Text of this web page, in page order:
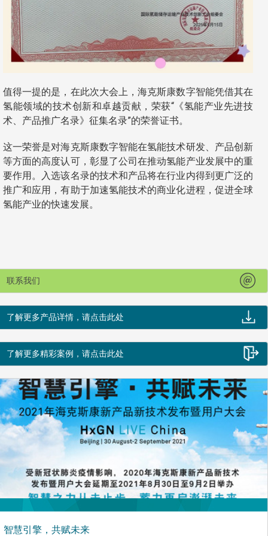
值得一提的是，在此次大会上，海克斯康数字智能凭借其在
氢能领域的技术创新和卓越贡献，荣获“《氢能产业先进技
术、产品推广名录》征集名录”的荣誉证书。
这一荣誉是对海克斯康数字智能在氢能技术研发、产品创新
等方面的高度认可，彰显了公司在推动氢能产业发展中的重
要作用。入选该名录的技术和产品将在行业内得到更广泛的
推广和应用，有助于加速氢能技术的商业化进程，促进全球
氢能产业的快速发展。
联系我们
了解更多产品详情，请点击此处
了解更多精彩案例，请点击此处
智慧引擎，共赋未来